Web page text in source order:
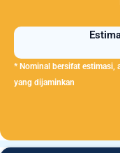
* Nominal bersifat estimasi,
yang dijaminkan